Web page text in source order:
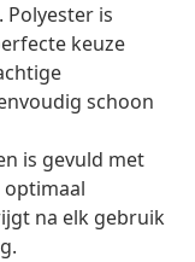
is
keuze
schoon
is gevuld met
optimaal
na elk gebruik